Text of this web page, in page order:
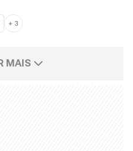
+ 3
MAIS